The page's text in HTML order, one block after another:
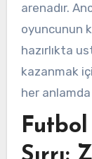
arenadır.
oyuncunun
hazırlıkta
kazanmak
her